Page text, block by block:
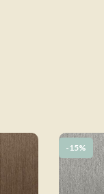
-15%